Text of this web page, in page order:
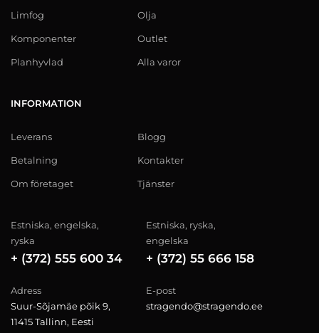
Limfog
Komponenter
Planhyvlad
Olja
Outlet
Alla varor
INFORMATION
Leverans
Betalning
Om företaget
Blogg
Kontakter
Tjänster
Estniska, engelska,
ryska
+ (372) 555 600 34
Estniska, ryska,
engelska
+ (372) 55 666 158
Adress
Suur-Sõjamäe põik 9,
11415 Tallinn, Eesti
E-post
stragendo@stragendo.ee